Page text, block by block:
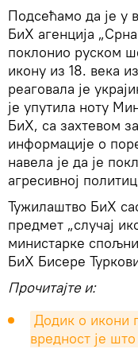
Подсећамо да је у
БиХ агенција
поклонио руском
икону из 18. века
реаговала је
је упутила ноту
БиХ, са захтевом
информације о
навела је да је
агресивној
Тужилаштво БиХ
предмет „случај
министарке
БиХ Бисере
Прочитајте и:
Додик о икони
вредност је